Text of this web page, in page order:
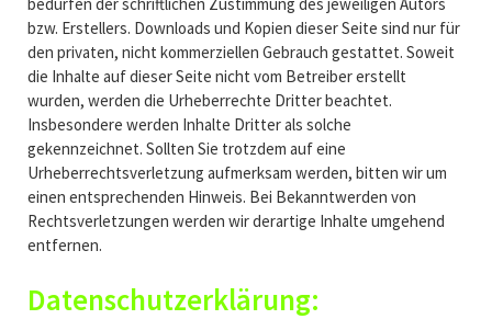
bedürfen der schriftlichen Zustimmung des jeweiligen Autors
bzw. Erstellers. Downloads und Kopien dieser Seite sind nur für
den privaten, nicht kommerziellen Gebrauch gestattet. Soweit
die Inhalte auf dieser Seite nicht vom Betreiber erstellt
wurden, werden die Urheberrechte Dritter beachtet.
Insbesondere werden Inhalte Dritter als solche
gekennzeichnet. Sollten Sie trotzdem auf eine
Urheberrechtsverletzung aufmerksam werden, bitten wir um
einen entsprechenden Hinweis. Bei Bekanntwerden von
Rechtsverletzungen werden wir derartige Inhalte umgehend
entfernen.
Datenschutzerklärung: